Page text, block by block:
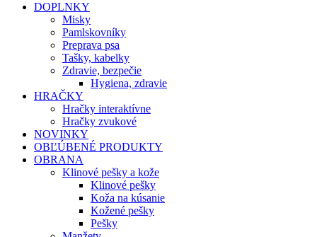
DOPLNKY
Misky
Pamlskovníky
Preprava psa
Tašky, kabelky
Zdravie, bezpečie
Hygiena, zdravie
HRAČKY
Hračky interaktívne
Hračky zvukové
NOVINKY
OBĽÚBENÉ PRODUKTY
OBRANA
Klinové pešky a kože
Klinové pešky
Koža na kúsanie
Kožené pešky
Pešky